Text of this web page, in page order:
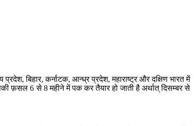
बिहार, कर्नाटक, आन्ध्र प्रदेश, महाराष्ट्र और दक्षिण भारत में
फ़सल 6 से 8 महीने में पक कर तैयार हो जाती है अर्थात् दिसम्बर से